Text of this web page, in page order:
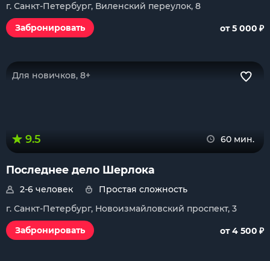
г. Санкт-Петербург, Виленский переулок, 8
Забронировать
от 5 000 ₽
Для новичков, 8+
9.5 60 мин.
Последнее дело Шерлока
2-6 человек
Простая сложность
г. Санкт-Петербург, Новоизмайловский проспект, 3
Забронировать
от 4 500 ₽